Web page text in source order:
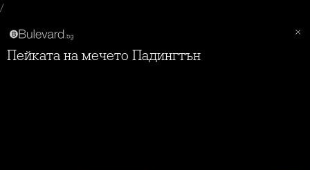
/
Пейката на мечето Падингтън